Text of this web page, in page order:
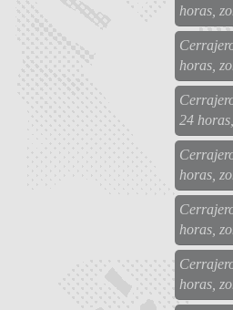
horas,
horas,
24
horas,
horas,
horas,